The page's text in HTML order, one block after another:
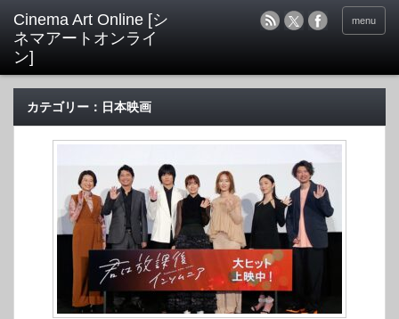
menu
カテゴリー：日本映画